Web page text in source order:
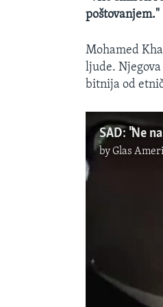
poštovanjem."
Mohamed
ljude.
bitnija od
byGlas